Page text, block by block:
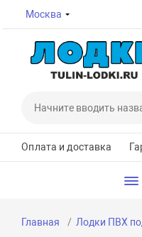
Москва
Оплата и доставка
Главная Лодки ПВХ